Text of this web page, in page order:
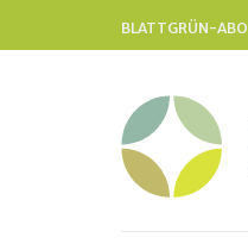
BLATTGRÜN-ABO